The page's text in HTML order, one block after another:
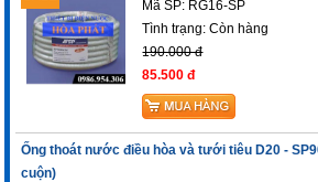
Mã SP: RG16-SP
Tình trạng:Còn hàng
190.000 đ
85.500 đ
Ống thoát nước điều hòa và tưới tiêu D20 -
cuộn)